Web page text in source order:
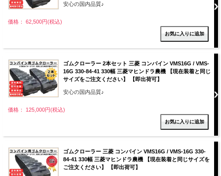
安心の国内品質♪
価格： 62,500円(税込)
ゴムクローラー 2本セット 三菱 コンバイン VMS16G / VMS-
16G 330-84-41 330幅 三菱マヒンドラ農機 【現在装着と同じ
サイズをご注文ください】 【即出荷可】
安心の国内品質♪
価格： 125,000円(税込)
ゴムクローラー 三菱 コンバイン VMS16G / VMS-16G 330-
84-41 330幅 三菱マヒンドラ農機 【現在装着と同じサイズを
ご注文ください】 【即出荷可】